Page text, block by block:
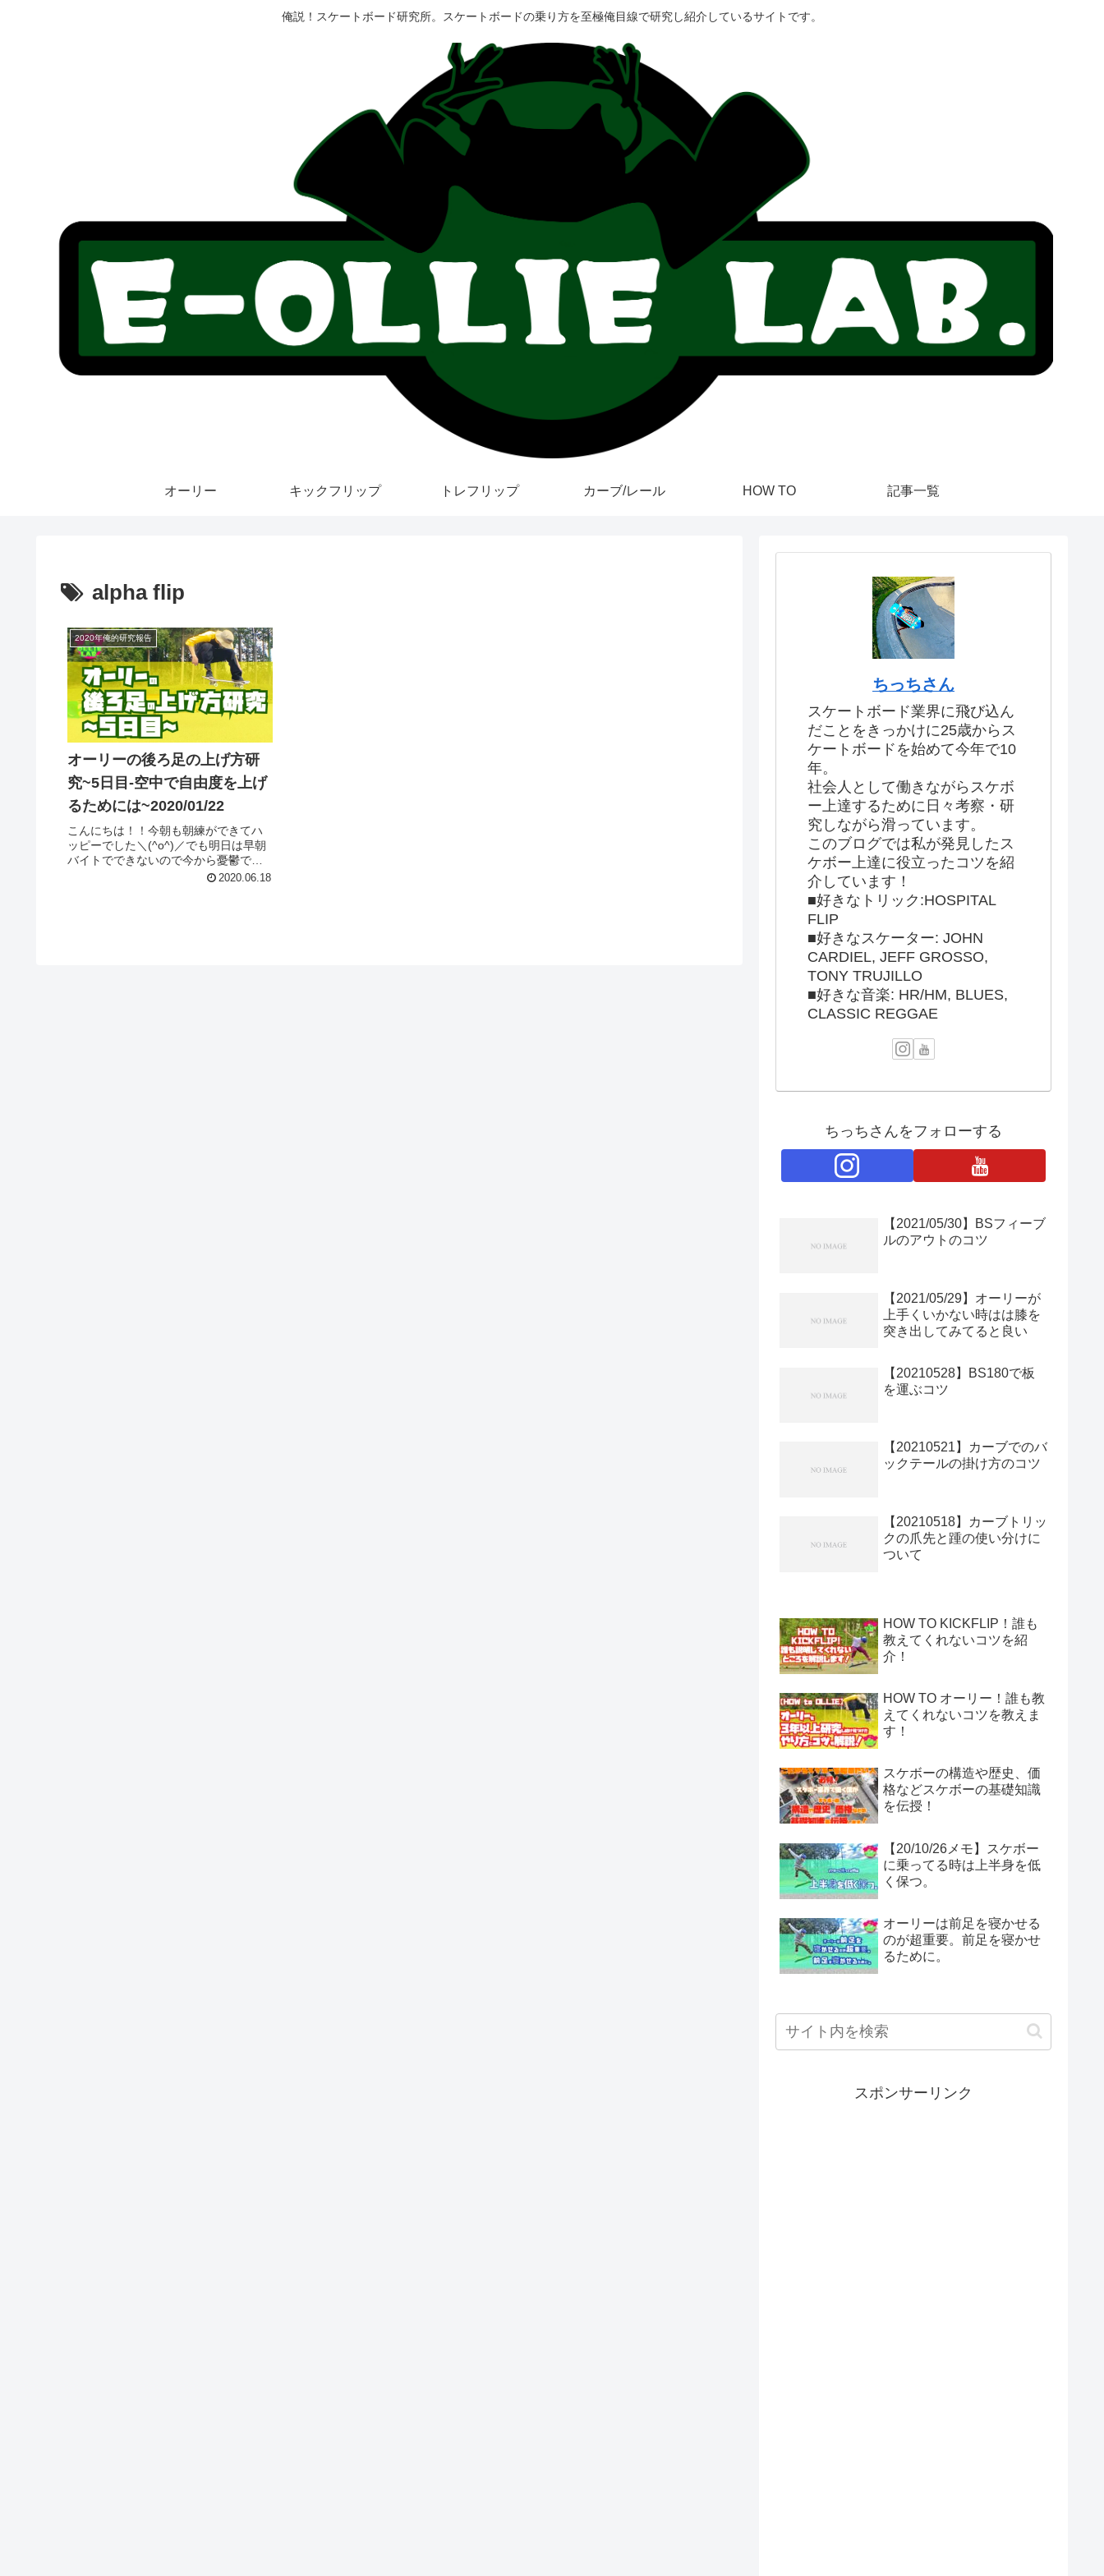
俺説！スケートボード研究所。スケートボードの乗り方を至極俺目線で研究し紹介しているサイトです。
オーリー キックフリップ トレフリップ カーブ/レール HOW TO 記事一覧
alpha flip
2020年俺的研究報告
オーリーの後ろ足の上げ方研
究~5日目-空中で自由度を上げ
るためには~2020/01/22
こんにちは！！今朝も朝練ができてハ
ッピーでした＼(^o^)／でも明日は早朝
バイトでできないので今から憂鬱です
(´・∀・｀)さて、そんな昨日と今日の朝
2020.06.18
ちっちさん
スケートボード業界に飛び込ん
だことをきっかけに25歳からス
ケートボードを始めて今年で10
年。
社会人として働きながらスケボ
ー上達するために日々考察・研
究しながら滑っています。
このブログでは私が発見したス
ケボー上達に役立ったコツを紹
介しています！
■好きなトリック:HOSPITAL
FLIP
■好きなスケーター: JOHN
CARDIEL, JEFF GROSSO,
TONY TRUJILLO
■好きな音楽: HR/HM, BLUES,
CLASSIC REGGAE
ちっちさんをフォローする
【2021/05/30】BSフィーブ
ルのアウトのコツ
【2021/05/29】オーリーが
上手くいかない時はは膝を
突き出してみてると良い
【20210528】BS180で板
を運ぶコツ
【20210521】カーブでのバ
ックテールの掛け方のコツ
【20210518】カーブトリッ
クの爪先と踵の使い分けに
ついて
HOW TO KICKFLIP！誰も
教えてくれないコツを紹
介！
HOW TO オーリー！誰も教
えてくれないコツを教えま
す！
スケボーの構造や歴史、価
格などスケボーの基礎知識
を伝授！
【20/10/26メモ】スケボー
に乗ってる時は上半身を低
く保つ。
オーリーは前足を寝かせる
のが超重要。前足を寝かせ
るために。
スポンサーリンク